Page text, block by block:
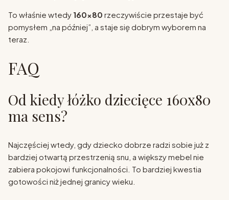
To właśnie wtedy 160x80 rzeczywiście przestaje być
pomysłem „na później”, a staje się dobrym wyborem na
teraz.
FAQ
Od kiedy łóżko dziecięce 160x80
ma sens?
Najczęściej wtedy, gdy dziecko dobrze radzi sobie już z
bardziej otwartą przestrzenią snu, a większy mebel nie
zabiera pokojowi funkcjonalności. To bardziej kwestia
gotowości niż jednej granicy wieku.